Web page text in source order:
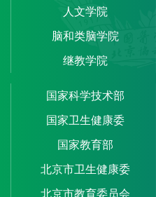
人文学院
脑和类脑学院
继教学院
国家科学技术部
国家卫生健康委
国家教育部
北京市卫生健康委
北京市教育委员会